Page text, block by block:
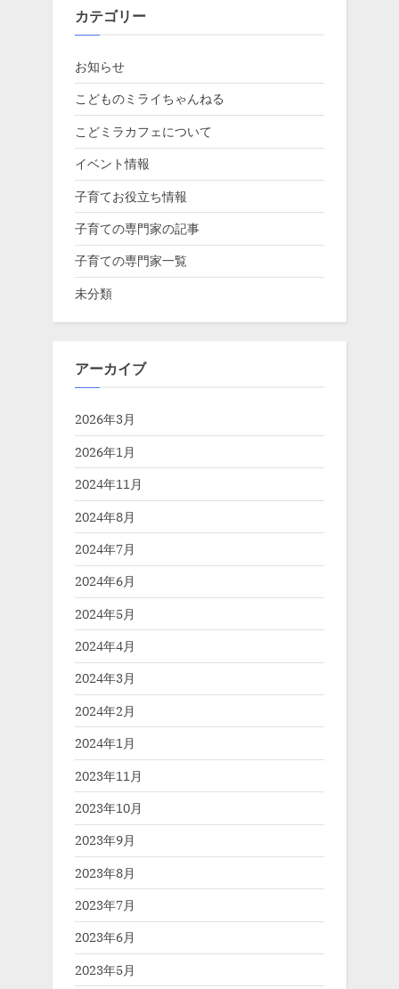
カテゴリー
お知らせ
こどものミライちゃんねる
こどミラカフェについて
イベント情報
子育てお役立ち情報
子育ての専門家の記事
子育ての専門家一覧
未分類
アーカイブ
2026年3月
2026年1月
2024年11月
2024年8月
2024年7月
2024年6月
2024年5月
2024年4月
2024年3月
2024年2月
2024年1月
2023年11月
2023年10月
2023年9月
2023年8月
2023年7月
2023年6月
2023年5月